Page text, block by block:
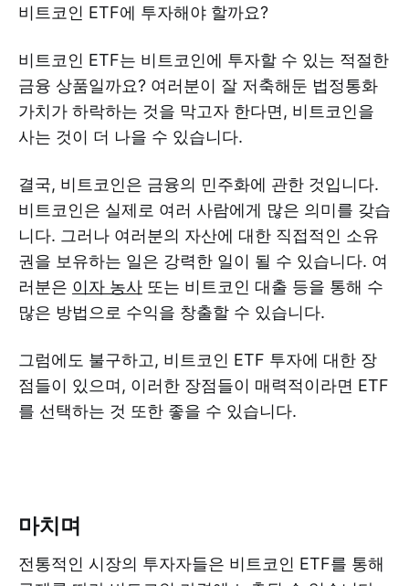
비트코인 ETF에 투자해야 할까요?
비트코인 ETF는 비트코인에 투자할 수 있는 적절한
금융 상품일까요? 여러분이 잘 저축해둔 법정통화
가치가 하락하는 것을 막고자 한다면, 비트코인을
사는 것이 더 나을 수 있습니다.
결국, 비트코인은 금융의 민주화에 관한 것입니다.
비트코인은 실제로 여러 사람에게 많은 의미를 갖습
니다. 그러나 여러분의 자산에 대한 직접적인 소유
권을 보유하는 일은 강력한 일이 될 수 있습니다. 여
러분은 이자 농사 또는 비트코인 대출 등을 통해 수
많은 방법으로 수익을 창출할 수 있습니다.
그럼에도 불구하고, 비트코인 ETF 투자에 대한 장
점들이 있으며, 이러한 장점들이 매력적이라면 ETF
를 선택하는 것 또한 좋을 수 있습니다.
마치며
전통적인 시장의 투자자들은 비트코인 ETF를 통해